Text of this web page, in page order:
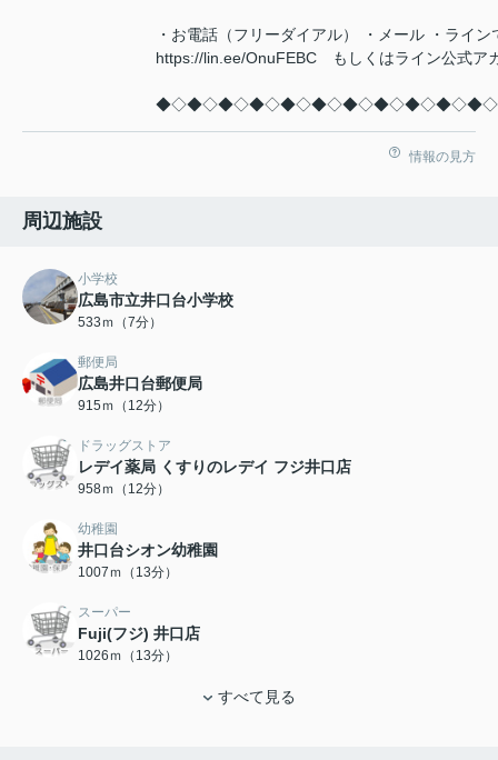
・お電話（フリーダイアル） ・メール ・ライ
https://lin.ee/OnuFEBC もしくはライン公式ア
情報の見方
周辺施設
小学校
広島市立井口台小学校
533ｍ（7分）
郵便局
広島井口台郵便局
915ｍ（12分）
ドラッグストア
レデイ薬局 くすりのレデイ フジ井口店
958ｍ（12分）
幼稚園
井口台シオン幼稚園
1007ｍ（13分）
スーパー
Fuji(フジ) 井口店
1026ｍ（13分）
すべて見る